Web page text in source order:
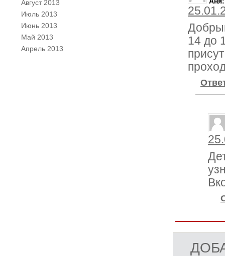
14 до
Август 2013
Июль 2013
Июнь 2013
Май 2013
Апрель 2013